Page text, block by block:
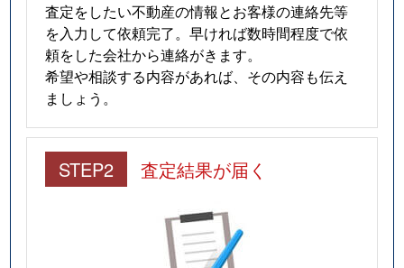
査定をしたい不動産の情報とお客様の連絡先等
を入力して依頼完了。早ければ数時間程度で依
頼をした会社から連絡がきます。
希望や相談する内容があれば、その内容も伝え
ましょう。
STEP2 査定結果が届く